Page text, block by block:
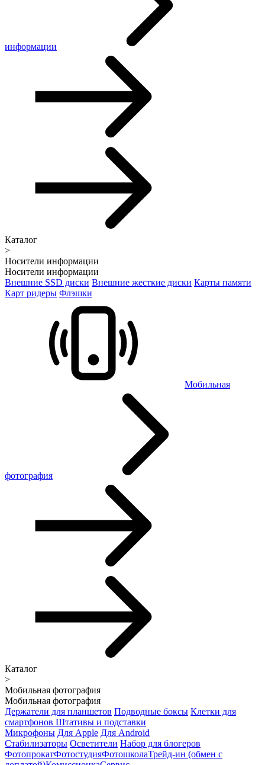
информации
Каталог
>
Носители информации
Носители информации
Внешние SSD диски Внешние жесткие диски Карты памяти
Карт ридеры Флэшки
Мобильная
фотография
Каталог
>
Мобильная фотография
Мобильная фотография
Держатели для планшетов Подводные боксы Клетки для
смартфонов Штативы и подставки
Микрофоны Для Apple Для Android
Стабилизаторы Осветители Набор для блогеров
ФотопрокатФотостудияФотошколаТрейд-ин (обмен с